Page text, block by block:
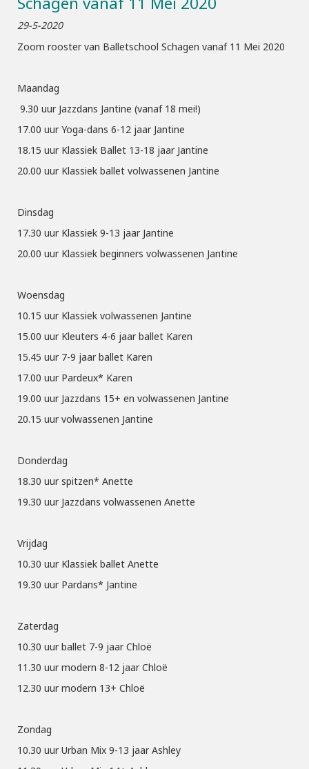
29-5-2020
Zoom rooster van Balletschool Schagen vanaf 11 Mei 2020
Maandag
9.30 uur Jazzdans Jantine (vanaf 18 mei!)
17.00 uur Yoga-dans 6-12 jaar Jantine
18.15 uur Klassiek Ballet 13-18 jaar Jantine
20.00 uur Klassiek ballet volwassenen Jantine
Dinsdag
17.30 uur Klassiek 9-13 jaar Jantine
20.00 uur Klassiek beginners volwassenen Jantine
Woensdag
10.15 uur Klassiek volwassenen Jantine
15.00 uur Kleuters 4-6 jaar ballet Karen
15.45 uur 7-9 jaar ballet Karen
17.00 uur Pardeux* Karen
19.00 uur Jazzdans 15+ en volwassenen Jantine
20.15 uur volwassenen Jantine
Donderdag
18.30 uur spitzen* Anette
19.30 uur Jazzdans volwassenen Anette
Vrijdag
10.30 uur Klassiek ballet Anette
19.30 uur Pardans* Jantine
Zaterdag
10.30 uur ballet 7-9 jaar Chloë
11.30 uur modern 8-12 jaar Chloë
12.30 uur modern 13+ Chloë
Zondag
10.30 uur Urban Mix 9-13 jaar Ashley